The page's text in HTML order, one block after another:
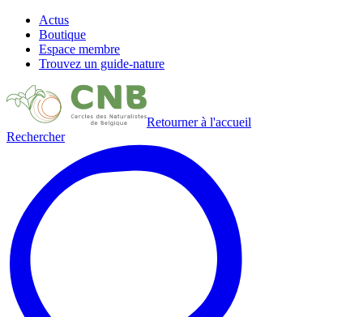
Actus
Boutique
Espace membre
Trouvez un guide-nature
Retourner à l'accueil
Rechercher